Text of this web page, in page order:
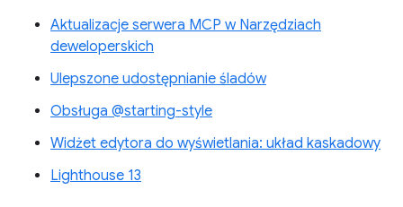
Aktualizacje serwera MCP w Narzędziach
deweloperskich
Ulepszone udostępnianie śladów
Obsługa @starting-style
Widżet edytora do wyświetlania: układ kaskadowy
Lighthouse 13